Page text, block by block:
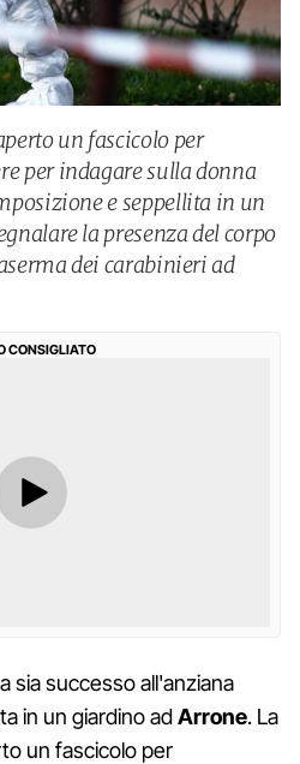
un fascicolo per
per indagare sulla donna
e seppellita in un
la presenza del corpo
dei carabinieri ad
CONSIGLIATO
sia successo all'anziana
in un giardino adArrone. La
un fascicolo per